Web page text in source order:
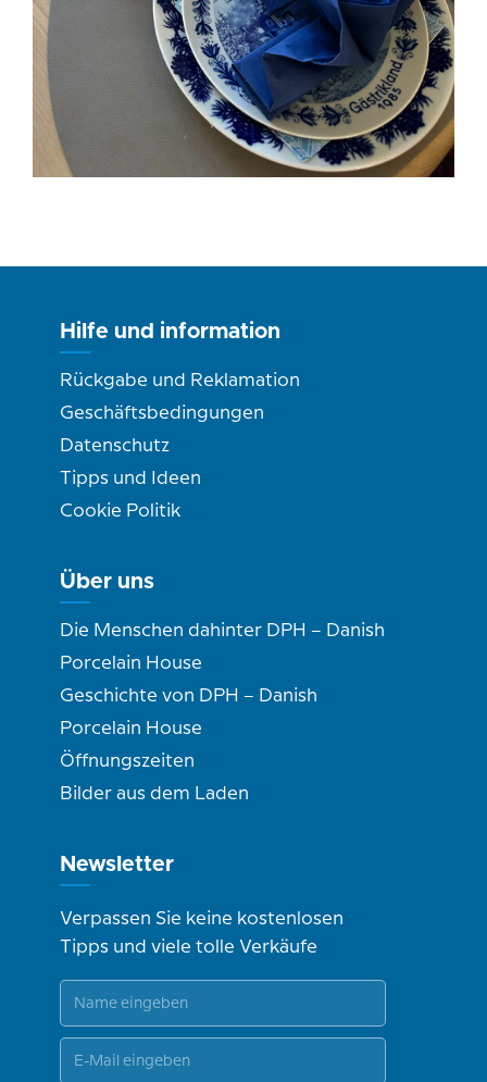
Hilfe und information
Rückgabe und Reklamation
Geschäftsbedingungen
Datenschutz
Tipps und Ideen
Cookie Politik
Über uns
Die Menschen dahinter DPH – Danish
Porcelain House
Geschichte von DPH – Danish
Porcelain House
Öffnungszeiten
Bilder aus dem Laden
Newsletter
Verpassen Sie keine kostenlosen
Tipps und viele tolle Verkäufe